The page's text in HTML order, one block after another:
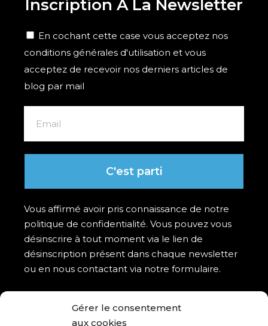
Gérer le consentement
aux cookies
Inscription À La Newsletter
En cochant cette case vous acceptez nos
conditions générales d'utilisation et vous
acceptez de recevoir nos derniers articles de
blog par mail
C'est parti
Vous affirmé avoir pris connaissance de notre
politique de confidentialité. Vous pouvez vous
désinscrire à tout moment via le lien de
désinscription présent dans chaque newsletter
ou en nous contactant via notre formulaire.